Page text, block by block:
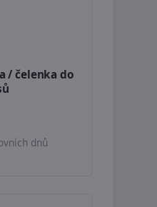
/ čelenka do
dnů